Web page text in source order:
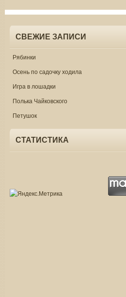
СВЕЖИЕ ЗАПИСИ
Рябинки
Осень по садочку ходила
Игра в лошадки
Полька Чайковского
Петушок
СТАТИСТИКА